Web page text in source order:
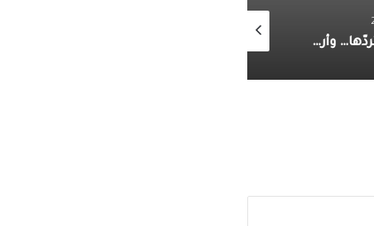
أرض نستردّها… وأرض نبكي عليها!